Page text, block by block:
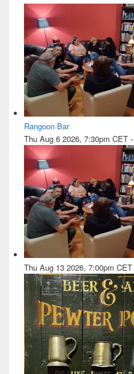
Rangoon Bar
Thu Aug 6 2026, 7:30pm CET -
Thu Aug 13 2026, 7:00pm CET